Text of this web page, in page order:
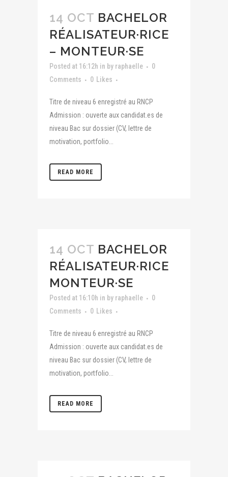
14 OCT BACHELOR
RÉALISATEUR·RICE
– MONTEUR·SE
Posted at 16:12h in by raphaelle
0
Comments
0 Likes
Titre de niveau 6 enregistré au RNCP
Admission : ouverte aux candidat.es de
niveau Bac sur dossier (CV, lettre de
motivation, portfolio...
READ MORE
14 OCT BACHELOR
RÉALISATEUR·RICE
MONTEUR·SE
Posted at 16:10h in by raphaelle
0
Comments
0 Likes
Titre de niveau 6 enregistré au RNCP
Admission : ouverte aux candidat.es de
niveau Bac sur dossier (CV, lettre de
motivation, portfolio...
READ MORE